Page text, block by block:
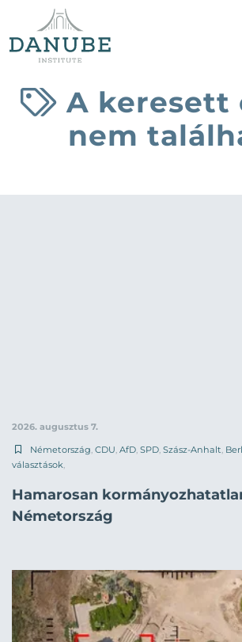
A keresett
nem
2026. augusztus 7.
Németország CDU AfD SPD Szász-Anhalt
választások
Hamarosan
Németország